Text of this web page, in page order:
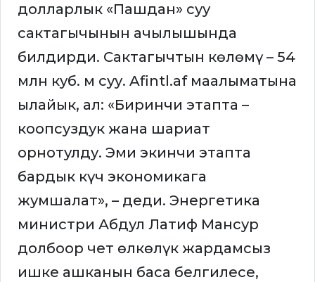
долларлык «Пашдан» суу
сактагычынын ачылышында
билдирди. Сактагычтын көлөмү – 54
млн куб. м суу. Afintl.af маалыматына
ылайык, ал: «Биринчи этапта –
коопсуздук жана шариат
орнотулду. Эми экинчи этапта
бардык күч экономикага
жумшалат», – деди. Энергетика
министри Абдул Латиф Мансур
долбоор чет өлкөлүк жардамсыз
ишке ашканын баса белгилесе,